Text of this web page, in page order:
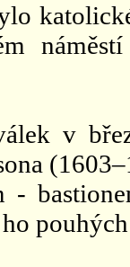
v
-